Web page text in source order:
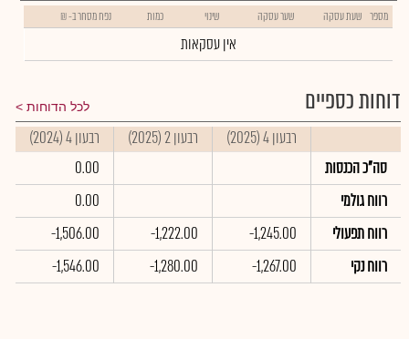
מספר שעת עסקה שער עסקה שינוי כמות נפח מסחר ב- ₪
אין עסקאות
דוחות כספיים לכל הדוחות
רבעון 4 (2025) רבעון 2 (2025) רבעון 4 (2024)
סה"כ הכנסות
0.00
רווח גולמי
0.00
רווח תפעולי
-1,245.00
-1,222.00
-1,506.00
רווח נקי
-1,267.00
-1,280.00
-1,546.00